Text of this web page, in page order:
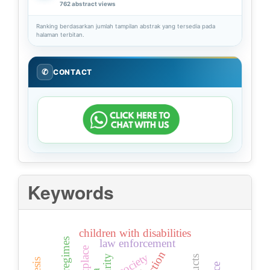
762 abstract views
Ranking berdasarkan jumlah tampilan abstrak yang tersedia pada
halaman terbitan.
✆ CONTACT
Keywords
law enforcement
children with disabilities
society